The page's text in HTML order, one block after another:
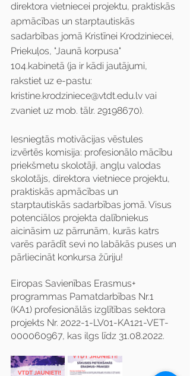
direktora vietniecei projektu, praktiskās
apmācības un starptautiskās
sadarbības jomā Kristīnei Krodziniecei,
Priekuļos, "Jaunā korpusa"
104.kabinetā (ja ir kādi jautājumi,
rakstiet uz e-pastu:
kristine.krodziniece@vtdt.edu.lv vai
zvaniet uz mob. tālr. 29198670).
Iesniegtās motivācijas vēstules
izvērtēs komisija: profesionālo mācību
priekšmetu skolotāji, angļu valodas
skolotājs, direktora vietniece projektu,
praktiskās apmācības un
starptautiskās sadarbības jomā. Visus
potenciālos projekta dalībniekus
aicināsim uz pārrunām, kurās katrs
varēs parādīt sevi no labākās puses un
pārliecināt konkursa žūriju!
Eiropas Savienības Erasmus+
programmas Pamatdarbības Nr.1
(KA1) profesionālās izglītības sektora
projekts Nr. 2022-1-LV01-KA121-VET-
000060967, kas ilgs līdz 31.08.2022.